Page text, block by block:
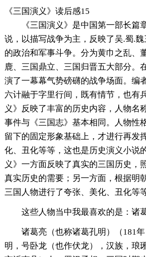
《三国演义》读后感15
《三国演义》是中国第一部长篇
说，以描写战争为主，反映了吴.蜀.
的政治和军事斗争。分为黄巾之乱、
鹿、三国鼎立、三国归晋五大部分。
演了一幕幕气势磅礴的战争场面。编
六计融于字里行间，既有情节，也有
义》反映了丰富的历史内容，人物名
事件与《三国志》基本相同。人物性
留下的固定形象基础上，才进行再发
化、丑化等等，这也是历史演义小说
义》一方面反映了真实的三国历史，
真实历史的需要；另一方面，根据明
三国人物进行了夸张、美化、丑化等等
这些人物当中我最喜欢的是：诸
诸葛亮（也称诸葛孔明）（181
明，号卧龙（也作伏龙），汉族，琅